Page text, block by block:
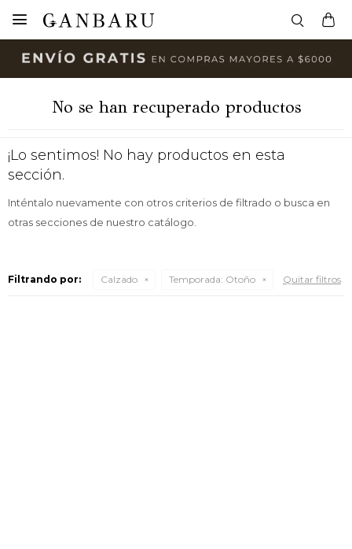

No se han recuperado productos
¡Lo sentimos! No hay productos en esta
sección.
Inténtalo nuevamente con otros criterios de filtrado o busca en
otras secciones de nuestro catálogo.
Filtrando por: Calzado Temporada: Otoño Quitar filtros